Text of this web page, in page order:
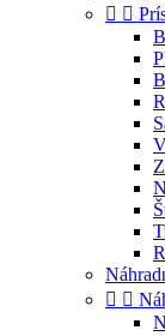
 
 